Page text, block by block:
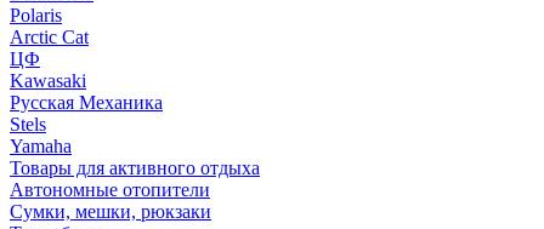
Polaris
Arctic Cat
ЦФ
Kawasaki
Русская Механика
Stels
Yamaha
Товары для активного отдыха
Автономные отопители
Сумки, мешки, рюкзаки